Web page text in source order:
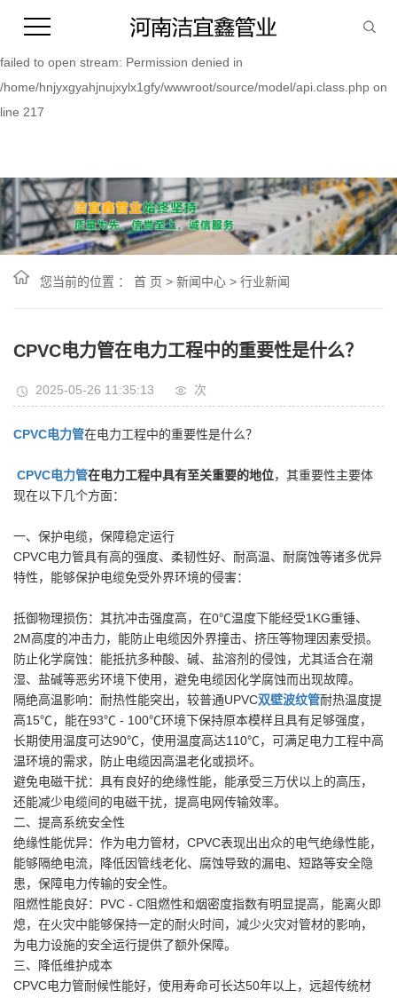
file_put_contents(/home/hnjyxgyahjnujxylx1gfy/wwwroot/source/
failed to open stream: Permission denied in
/home/hnjyxgyahjnujxylx1gfy/wwwroot/source/model/api.class.php on
line 217
您当前的位置 ： 首 页 > 新闻中心 > 行业新闻
CPVC电力管在电力工程中的重要性是什么？
2025-05-26 11:35:13 次
CPVC电力管在电力工程中的重要性是什么？
CPVC电力管在电力工程中具有至关重要的地位，其重要性主要体
现在以下几个方面：
一、保护电缆，保障稳定运行
CPVC电力管具有高的强度、柔韧性好、耐高温、耐腐蚀等诸多优异
特性，能够保护电缆免受外界环境的侵害：
抵御物理损伤：其抗冲击强度高，在0℃温度下能经受1KG重锤、
2M高度的冲击力，能防止电缆因外界撞击、挤压等物理因素受损。
防止化学腐蚀：能抵抗多种酸、碱、盐溶剂的侵蚀，尤其适合在潮
湿、盐碱等恶劣环境下使用，避免电缆因化学腐蚀而出现故障。
隔绝高温影响：耐热性能突出，较普通UPVC双壁波纹管耐热温度提
高15℃，能在93℃ - 100℃环境下保持原本模样且具有足够强度，
长期使用温度可达90℃，使用温度高达110℃，可满足电力工程中高
温环境的需求，防止电缆因高温老化或损坏。
避免电磁干扰：具有良好的绝缘性能，能承受三万伏以上的高压，
还能减少电缆间的电磁干扰，提高电网传输效率。
二、提高系统安全性
绝缘性能优异：作为电力管材，CPVC表现出出众的电气绝缘性能，
能够隔绝电流，降低因管线老化、腐蚀导致的漏电、短路等安全隐
患，保障电力传输的安全性。
阻燃性能良好：PVC - C阻燃性和烟密度指数有明显提高，能离火即
熄，在火灾中能够保持一定的耐火时间，减少火灾对管材的影响，
为电力设施的安全运行提供了额外保障。
三、降低维护成本
CPVC电力管耐候性能好，使用寿命可长达50年以上，远超传统材